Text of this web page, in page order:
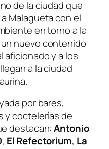
de la ciudad que
Malagueta con el
en torno a la
nuevo contenido
aficionado y a los
a la ciudad
por bares,
y coctelerías de
destacan:Antonio
, El Refectorium, La